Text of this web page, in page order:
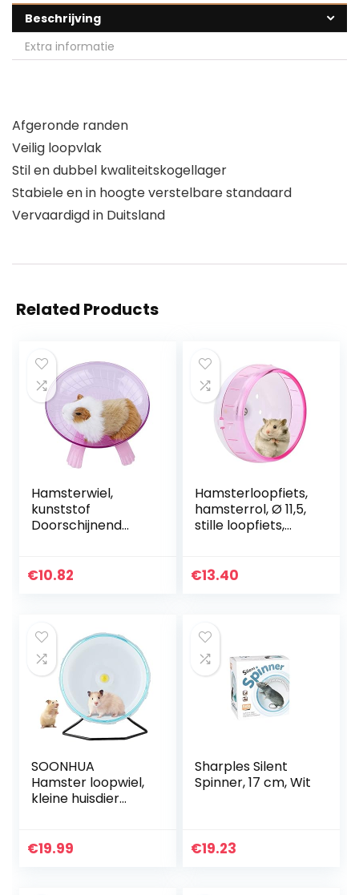
Beschrijving
Extra informatie
Afgeronde randen
Veilig loopvlak
Stil en dubbel kwaliteitskogellager
Stabiele en in hoogte verstelbare standaard
Vervaardigd in Duitsland
Related Products
Hamsterwiel,
kunststof
Doorschijnend
spinner Oefening
chinchilla’s Gerbils
Guinee(pink)
€10.82
Hamsterloopfiets,
hamsterrol, Ø 11,5,
stille loopfiets,
racemuis en rat
€13.40
SOONHUA
Hamster loopwiel,
kleine huisdier
running spinner
€19.99
Sharples Silent
Spinner, 17 cm, Wit
€19.23